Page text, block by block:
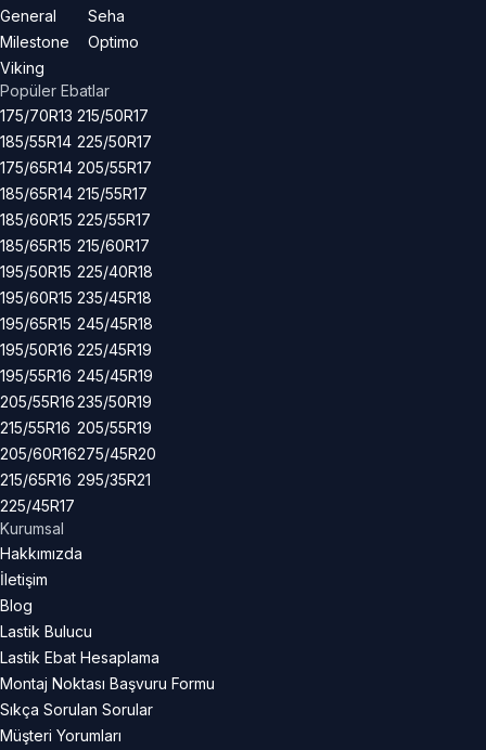
General
Milestone
Viking
Seha
Optimo
Popüler Ebatlar
175/70R13
185/55R14
175/65R14
185/65R14
185/60R15
185/65R15
195/50R15
195/60R15
195/65R15
195/50R16
195/55R16
205/55R16
215/55R16
205/60R16
215/65R16
225/45R17
215/50R17
225/50R17
205/55R17
215/55R17
225/55R17
215/60R17
225/40R18
235/45R18
245/45R18
225/45R19
245/45R19
235/50R19
205/55R19
275/45R20
295/35R21
Kurumsal
Hakkımızda
İletişim
Blog
Lastik Bulucu
Lastik Ebat Hesaplama
Montaj Noktası Başvuru Formu
Sıkça Sorulan Sorular
Müşteri Yorumları